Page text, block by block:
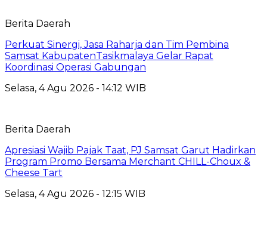
Berita Daerah
Perkuat Sinergi, Jasa Raharja dan Tim Pembina
Samsat KabupatenTasikmalaya Gelar Rapat
Koordinasi Operasi Gabungan
Selasa, 4 Agu 2026 - 14:12 WIB
Berita Daerah
Apresiasi Wajib Pajak Taat, PJ Samsat Garut Hadirkan
Program Promo Bersama Merchant CHILL-Choux &
Cheese Tart
Selasa, 4 Agu 2026 - 12:15 WIB